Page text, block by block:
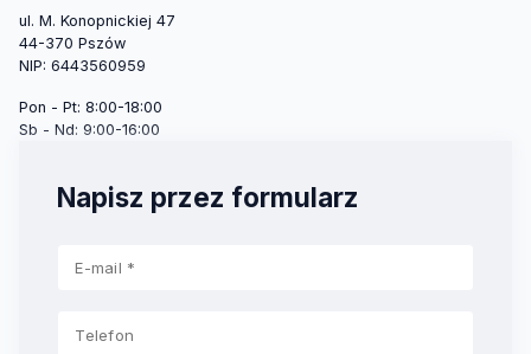
ul. M. Konopnickiej 47
44-370 Pszów
NIP: 6443560959
Pon - Pt: 8:00-18:00
Sb - Nd: 9:00-16:00
Napisz przez formularz